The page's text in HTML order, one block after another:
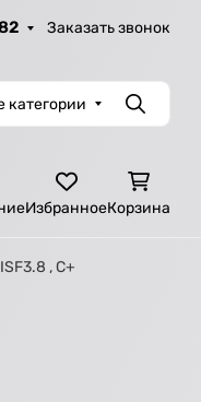
Заказать звонок
категории Поиск
ИзбранноеКорзина
, С+